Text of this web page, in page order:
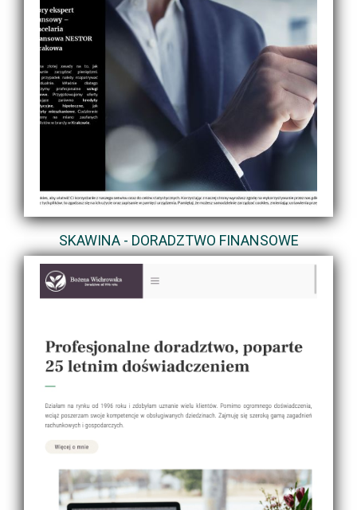
SKAWINA - DORADZTWO FINANSOWE